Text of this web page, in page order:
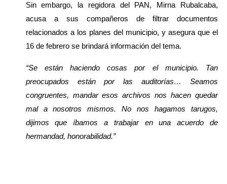
Sin embargo, la regidora del PAN, Mirna Rubalcaba,
acusa a sus compañeros de filtrar documentos
relacionados a los planes del municipio, y asegura que el
16 de febrero se brindará información del tema.
“Se están haciendo cosas por el municipio. Tan
preocupados están por las auditorías… Seamos
congruentes, mandar esos archivos nos hacen quedar
mal a nosotros mismos. No nos hagamos tarugos,
dijimos que íbamos a trabajar en una acuerdo de
hermandad, honorabilidad.”